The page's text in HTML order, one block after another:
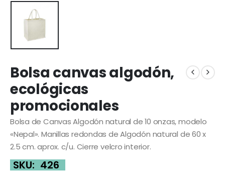
Bolsa canvas algodón,
ecológicas
promocionales
Bolsa de Canvas Algodón natural de 10 onzas, modelo
«Nepal». Manillas redondas de Algodón natural de 60 x
2.5 cm. aprox. c/u. Cierre velcro interior.
SKU: 426